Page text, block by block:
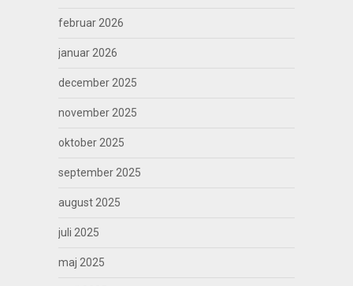
februar 2026
januar 2026
december 2025
november 2025
oktober 2025
september 2025
august 2025
juli 2025
maj 2025